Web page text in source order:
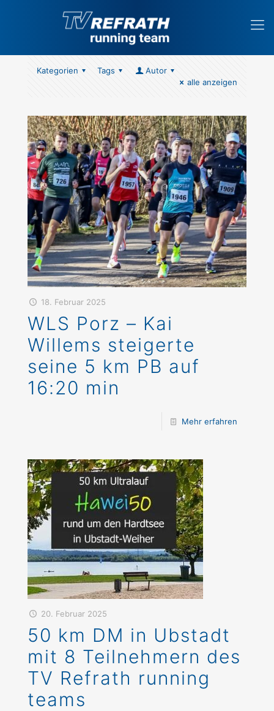
Kategorien Tags
Autor
alle anzeigen
18. Februar 2025
WLS Porz – Kai
Willems steigerte
seine 5 km PB auf
16:20 min
Mehr erfahren
20. Februar 2025
50 km DM in Ubstadt
mit 8 Teilnehmern des
TV Refrath running
teams